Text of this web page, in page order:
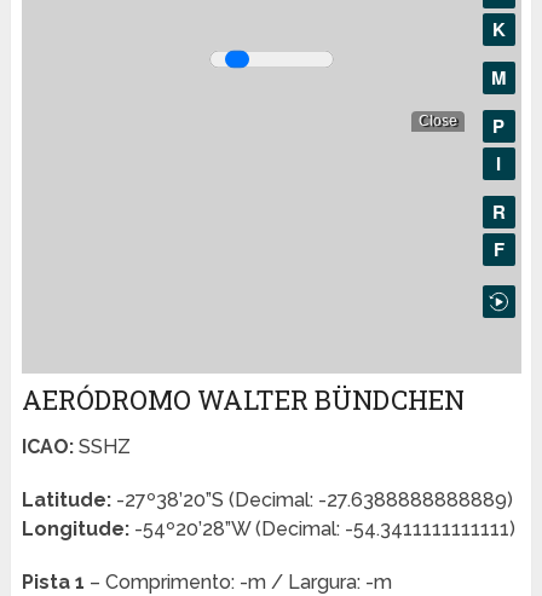
AERÓDROMO WALTER BÜNDCHEN
ICAO:SSHZ
Latitude:-27º38’20”S (Decimal: -27.6388888888889)
Longitude:-54º20’28”W (Decimal: -54.3411111111111)
Pista 1 – Comprimento: -m / Largura: -m